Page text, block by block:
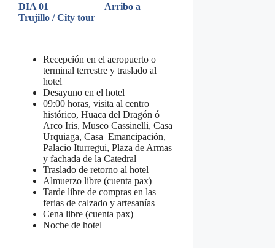
DIA 01 Arribo a
Trujillo / City tour
Recepción en el aeropuerto o
terminal terrestre y traslado al
hotel
Desayuno en el hotel
09:00 horas, visita al centro
histórico, Huaca del Dragón ó
Arco Iris, Museo Cassinelli, Casa
Urquiaga, Casa Emancipación,
Palacio Iturregui, Plaza de Armas
y fachada de la Catedral
Traslado de retorno al hotel
Almuerzo libre (cuenta pax)
Tarde libre de compras en las
ferias de calzado y artesanías
Cena libre (cuenta pax)
Noche de hotel